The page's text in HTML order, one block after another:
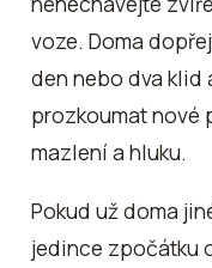
voze. Doma
den nebo dva klid
prozkoumat nové
mazlení a hluku.
Pokud už doma
jedince zpočátku